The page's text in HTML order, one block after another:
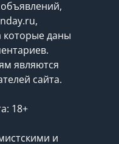
которые даны
являются
сайта.
18+
и